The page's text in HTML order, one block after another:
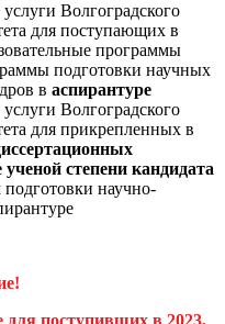
Волгоградского
для поступающих в
программы
подготовки научных
в аспирантуре
Волгоградского
для прикрепленных в
степени кандидата
научно-
поступивших в 2023,